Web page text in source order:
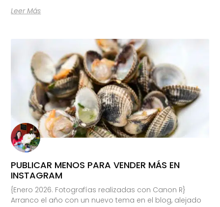
Leer Más
PUBLICAR MENOS PARA VENDER MÁS EN
INSTAGRAM
{Enero 2026. Fotografías realizadas con Canon R}
Arranco el año con un nuevo tema en el blog, alejado